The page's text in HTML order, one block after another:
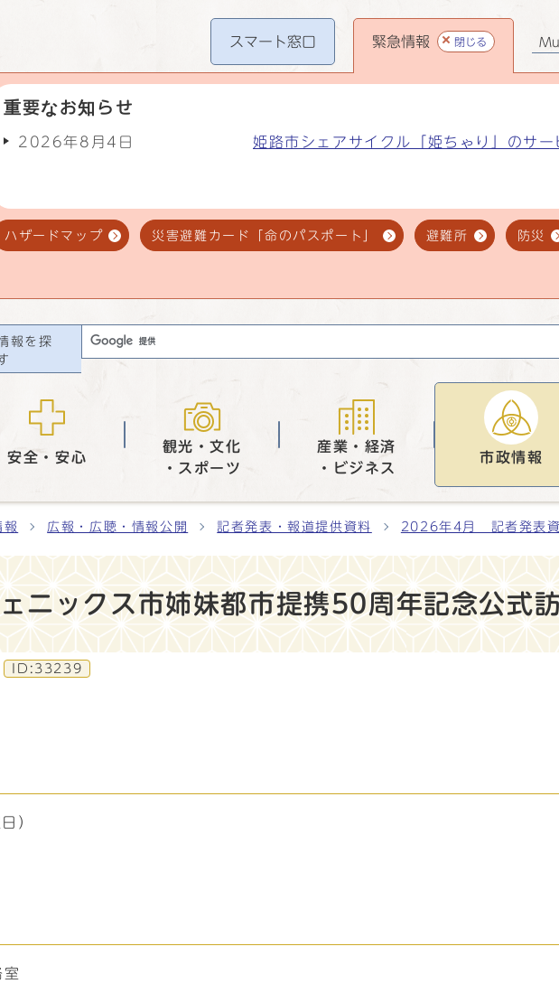
スマート窓口 緊急情報 閉じる
重要なお知らせ
2026年8月4日 姫路市シェアサイクル「姫ちゃり」のサ
ハザードマップ 災害避難カード「命のパスポート」 避難所 防災
報を探
安全・安心
観光・文化
・スポーツ
産業・経済
・ビジネス
市政情報
報 広報・広聴・情報公開 記者発表・報道提供資料 2026年4月 記者発表
ニックス市姉妹都市提携50周年記念公式
ID:33239
）